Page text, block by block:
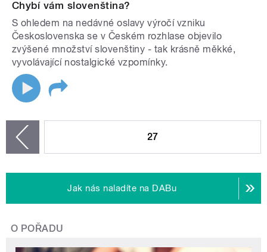
Chybí vám slovenština?
S ohledem na nedávné oslavy výročí vzniku
Československa se v Českém rozhlase objevilo
zvýšené množství slovenštiny - tak krásně měkké,
vyvolávající nostalgické vzpomínky.
27
Jak nás naladíte na DABu
O POŘADU